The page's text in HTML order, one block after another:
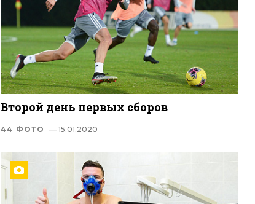
Второй день первых сборов
44 ФОТО — 15.01.2020